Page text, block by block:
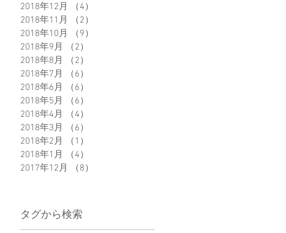
2018年12月
（4）
2018年11月
（2）
2018年10月
（9）
2018年9月
（2）
2018年8月
（2）
2018年7月
（6）
2018年6月
（6）
2018年5月
（6）
2018年4月
（4）
2018年3月
（6）
2018年2月
（1）
2018年1月
（4）
2017年12月
（8）
タグから検索